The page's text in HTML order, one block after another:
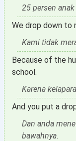
25 persen
We drop down to
Kami tidak
Because of the
school.
Karena
And you put a
Dan anda
bawahnya.